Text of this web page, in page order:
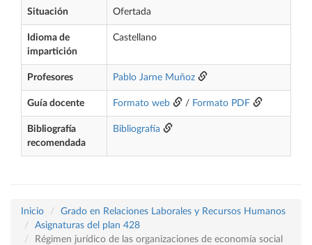
Situación Ofertada
Idioma de
impartición
Castellano
Profesores Pablo Jarne Muñoz
Guía docente Formato web / Formato PDF
Bibliografía
recomendada
Bibliografía
Inicio
Grado en Relaciones Laborales y Recursos Humanos
Asignaturas del plan 428
Régimen jurídico de las organizaciones de economía social